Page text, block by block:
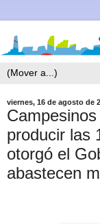
viernes, 16 de agosto de
producir las
otorgó el
abastecen